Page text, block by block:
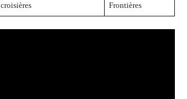
croisières
Frontières